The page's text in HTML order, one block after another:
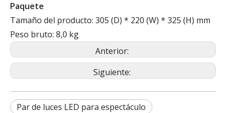
Paquete
Tamaño del producto: 305 (D) * 220 (W) * 325 (H) mm
Peso bruto: 8,0 kg
Anterior:
Siguiente:
Par de luces LED para espectáculo